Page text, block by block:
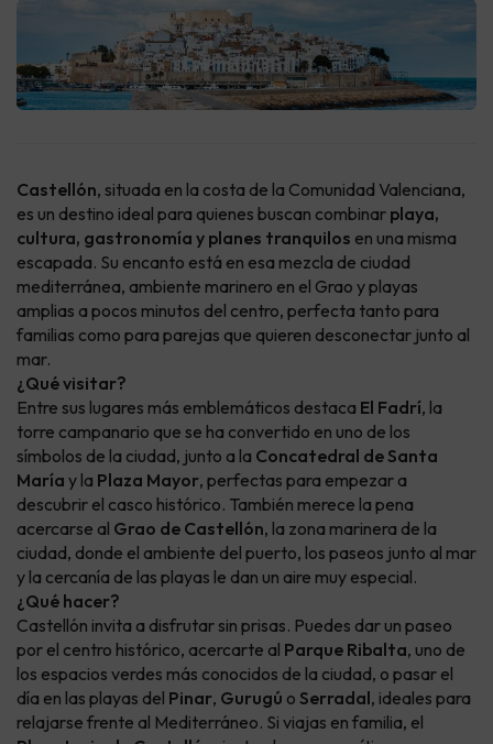
Castellón, situada en la costa de la Comunidad Valenciana,
es un destino ideal para quienes buscan combinar playa,
cultura, gastronomía y planes tranquilos en una misma
escapada. Su encanto está en esa mezcla de ciudad
mediterránea, ambiente marinero en el Grao y playas
amplias a pocos minutos del centro, perfecta tanto para
familias como para parejas que quieren desconectar junto al
mar.
¿Qué visitar?
Entre sus lugares más emblemáticos destaca El Fadrí, la
torre campanario que se ha convertido en uno de los
símbolos de la ciudad, junto a la Concatedral de Santa
María y la Plaza Mayor, perfectas para empezar a
descubrir el casco histórico. También merece la pena
acercarse al Grao de Castellón, la zona marinera de la
ciudad, donde el ambiente del puerto, los paseos junto al mar
y la cercanía de las playas le dan un aire muy especial.
¿Qué hacer?
Castellón invita a disfrutar sin prisas. Puedes dar un paseo
por el centro histórico, acercarte al Parque Ribalta, uno de
los espacios verdes más conocidos de la ciudad, o pasar el
día en las playas del Pinar, Gurugú o Serradal, ideales para
relajarse frente al Mediterráneo. Si viajas en familia, el